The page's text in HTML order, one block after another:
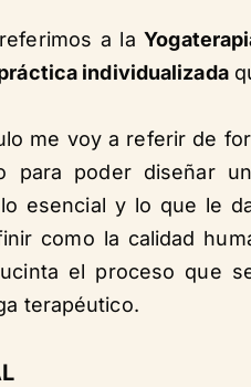
a la
individualizada
me voy a referir de
para poder diseñar
esencial y lo que le
como la calidad
el proceso que
terapéutico.